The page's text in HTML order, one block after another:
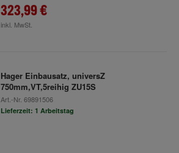
323,99 €
inkl. MwSt.
Hager Einbausatz, universZ
750mm,VT,5reihig ZU15S
Art.-Nr. 69891506
Lieferzeit: 1 Arbeitstag